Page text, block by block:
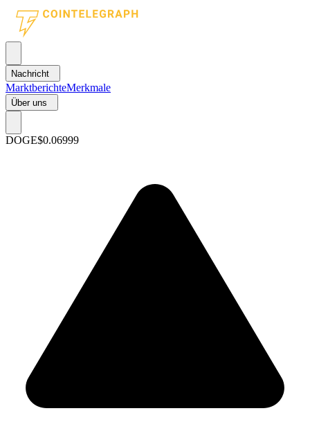
Nachricht
MarktberichteMerkmale
Über uns
DOGE$0.06999